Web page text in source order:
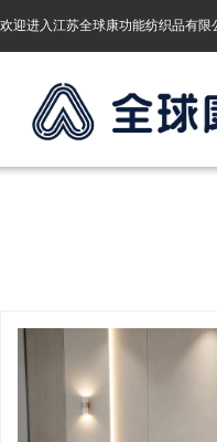
欢迎进入江苏全球康功能纺织品有限